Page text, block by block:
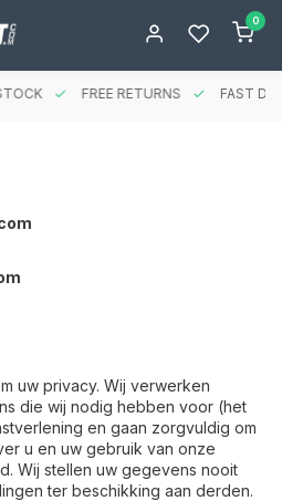
0
FREE RETURNS FAST
uw privacy. Wij verwerken
die wij nodig hebben voor (het
en gaan zorgvuldig om
u en uw gebruik van onze
Wij stellen uw gegevens nooit
ter beschikking aan derden.